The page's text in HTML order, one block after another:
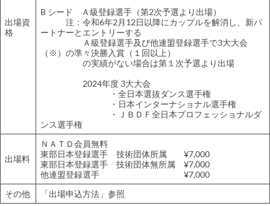
出場資
格
B シード Ａ級登録選手（第2次予選より出場）
注：令和6年2月12日以降にカップルを解消し、新パ
ートナーとエントリーする
Ａ級登録選手及び他連盟登録選手で3大大会
（※）の準々決勝入賞（１回以上）
の実績がない場合は第１次予選より出場
2024年度 3大大会
・全日本選抜ダンス選手権
・日本インターナショナル選手権
・ＪＢＤＦ全日本プロフェッショナルダ
ンス選手権
出場料
ＮＡＴＤ会員無料
東部日本登録選手 技術団体所属 ¥7,000
東部日本登録選手 技術団体無所属 ¥7,000
他連盟登録選手 ¥7,000
その他
「出場申込方法」参照